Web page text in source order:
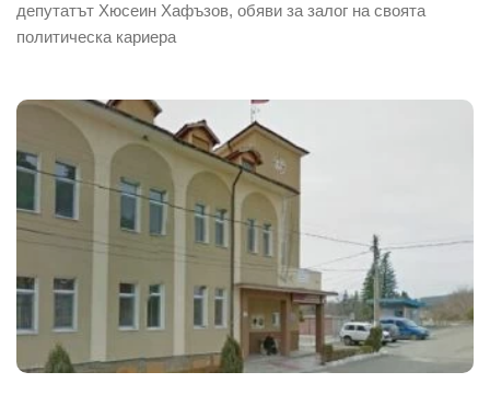
депутатът Хюсеин Хафъзов, обяви за залог на своята
политическа кариера